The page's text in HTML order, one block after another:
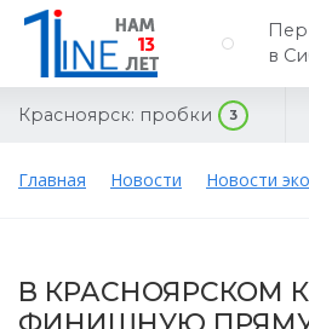
в
Красноярск: пробки 3
Главная Новости Новости
В КРАСНОЯРСКОМ